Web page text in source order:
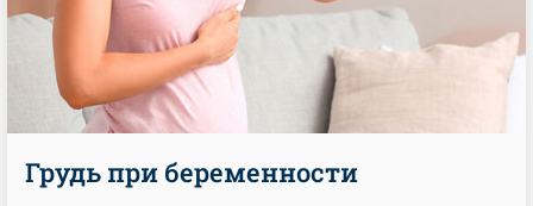
Грудь при беременности